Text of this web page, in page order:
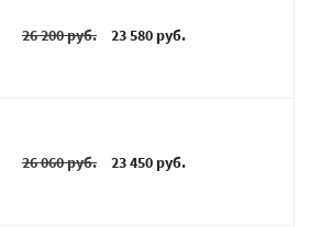
26 200 руб. 23 580 руб.
26 060 руб. 23 450 руб.